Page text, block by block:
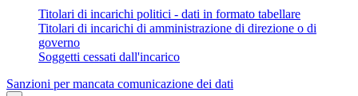
Titolari di incarichi politici - dati in formato tabellare
Titolari di incarichi di amministrazione di direzione o di
governo
Soggetti cessati dall'incarico
Sanzioni per mancata comunicazione dei dati